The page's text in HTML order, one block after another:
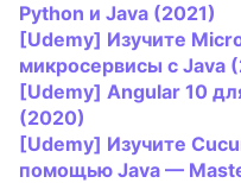
Python и Java (2021)
[Udemy] Изучите
микросервисы с Java
[Udemy] Angular 10
(2020)
[Udemy] Изучите
помощью Java —